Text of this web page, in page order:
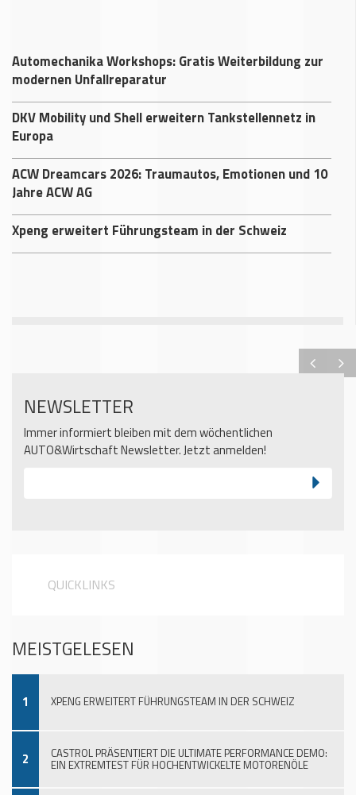
Automechanika Workshops: Gratis Weiterbildung zur
modernen Unfallreparatur
DKV Mobility und Shell erweitern Tankstellennetz in
Europa
ACW Dreamcars 2026: Traumautos, Emotionen und 10
Jahre ACW AG
Xpeng erweitert Führungsteam in der Schweiz
NEWSLETTER
Immer informiert bleiben mit dem wöchentlichen
AUTO&Wirtschaft Newsletter. Jetzt anmelden!
QUICKLINKS
MEISTGELESEN
1 XPENG ERWEITERT FÜHRUNGSTEAM IN DER SCHWEIZ
2 CASTROL PRÄSENTIERT DIE ULTIMATE PERFORMANCE DEMO:
EIN EXTREMTEST FÜR HOCHENTWICKELTE MOTORENÖLE